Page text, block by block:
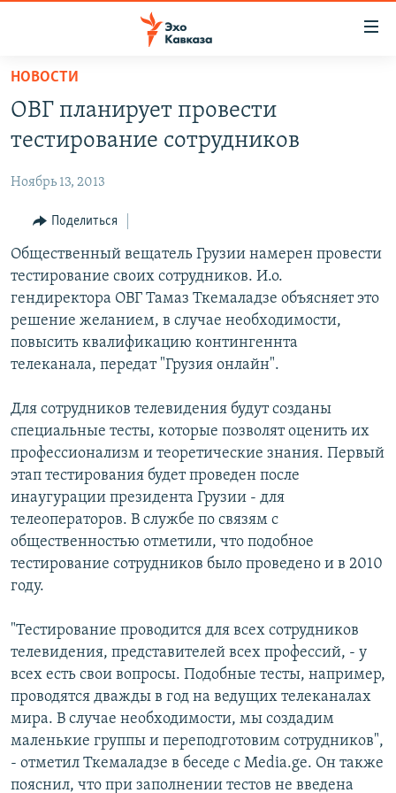
Вернуться
основному
содержанию
навигации
Вернутся
поиску
СУХУМИ
ЦХИНВАЛИ
ВЕСЬ КАВКАЗ
СЕВЕРНЫЙ КАВКАЗ
АРМЕНИЯ
АЗЕРБАЙДЖАН
ТЕМЫ
ПОЛИТИКА
ЭКОНОМИКА
ОБЩЕСТВО
СПОРТ
МИР
РУБРИКИ
НЕКРУГЛЫЙ СТОЛ
ГОСТЬ НЕДЕЛИ
БЛОГИ
ГОЛОСА
ЧИТАЕМ ПРЕССУ
МУЛЬТИМЕДИА
ВИДЕО
АУДИО
АРХИВ РАДИОПРОГРАММЫ
Все сайты РСЕ/РС
НОВОСТИ
ОВГ планирует провести
тестирование сотрудников
Ноябрь 13, 2013
Поделиться
Общественный вещатель Грузии намерен провести
тестирование своих сотрудников. И.о.
гендиректора ОВГ Тамаз Ткемаладзе объясняет это
решение желанием, в случае необходимости,
повысить квалификацию контингеннта
телеканала, передат "Грузия онлайн".
Для сотрудников телевидения будут созданы
специальные тесты, которые позволят оценить их
профессионализм и теоретические знания. Первый
этап тестирования будет проведен после
инаугурации президента Грузии - для
телеоператоров. В службе по связям с
общественностью отметили, что подобное
тестирование сотрудников было проведено и в 2010
году.
"Тестирование проводится для всех сотрудников
телевидения, представителей всех профессий, - у
всех есть свои вопросы. Подобные тесты, например,
проводятся дважды в год на ведущих телеканалах
мира. В случае необходимости, мы создадим
маленькие группы и переподготовим сотрудников",
- отметил Ткемаладзе в беседе с Media.ge. Он также
пояснил, что при заполнении тестов не введена